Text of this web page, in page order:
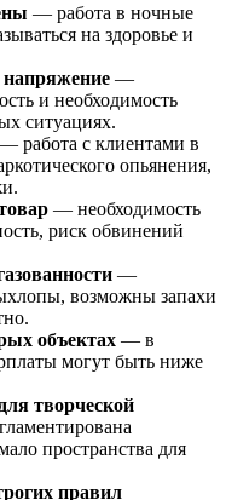
— работа в ночные
на здоровье и
напряжение —
и необходимость
ситуациях.
— работа с клиентами в
опьянения,
— необходимость
риск обвинений
—
возможны запахи
объектах — в
могут быть ниже
творческой
пространства для
правил